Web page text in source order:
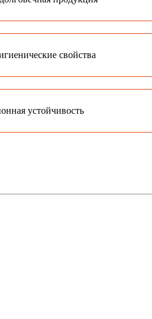
свойства
устойчивость